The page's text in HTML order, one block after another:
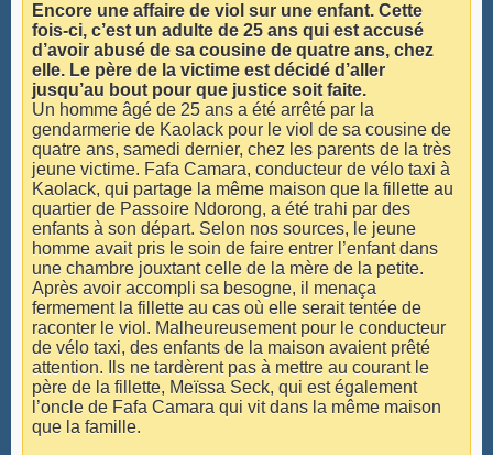
Encore une affaire de viol sur une enfant. Cette
fois-ci, c’est un adulte de 25 ans qui est accusé
d’avoir abusé de sa cousine de quatre ans, chez
elle. Le père de la victime est décidé d’aller
jusqu’au bout pour que justice soit faite.
Un homme âgé de 25 ans a été arrêté par la
gendarmerie de Kaolack pour le viol de sa cousine de
quatre ans, samedi dernier, chez les parents de la très
jeune victime. Fafa Camara, conducteur de vélo taxi à
Kaolack, qui partage la même maison que la fillette au
quartier de Passoire Ndorong, a été trahi par des
enfants à son départ. Selon nos sources, le jeune
homme avait pris le soin de faire entrer l’enfant dans
une chambre jouxtant celle de la mère de la petite.
Après avoir accompli sa besogne, il menaça
fermement la fillette au cas où elle serait tentée de
raconter le viol. Malheureusement pour le conducteur
de vélo taxi, des enfants de la maison avaient prêté
attention. Ils ne tardèrent pas à mettre au courant le
père de la fillette, Meïssa Seck, qui est également
l’oncle de Fafa Camara qui vit dans la même maison
que la famille.